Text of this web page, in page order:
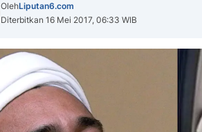
OlehLiputan6.com
Diterbitkan 16 Mei 2017, 06:33 WIB